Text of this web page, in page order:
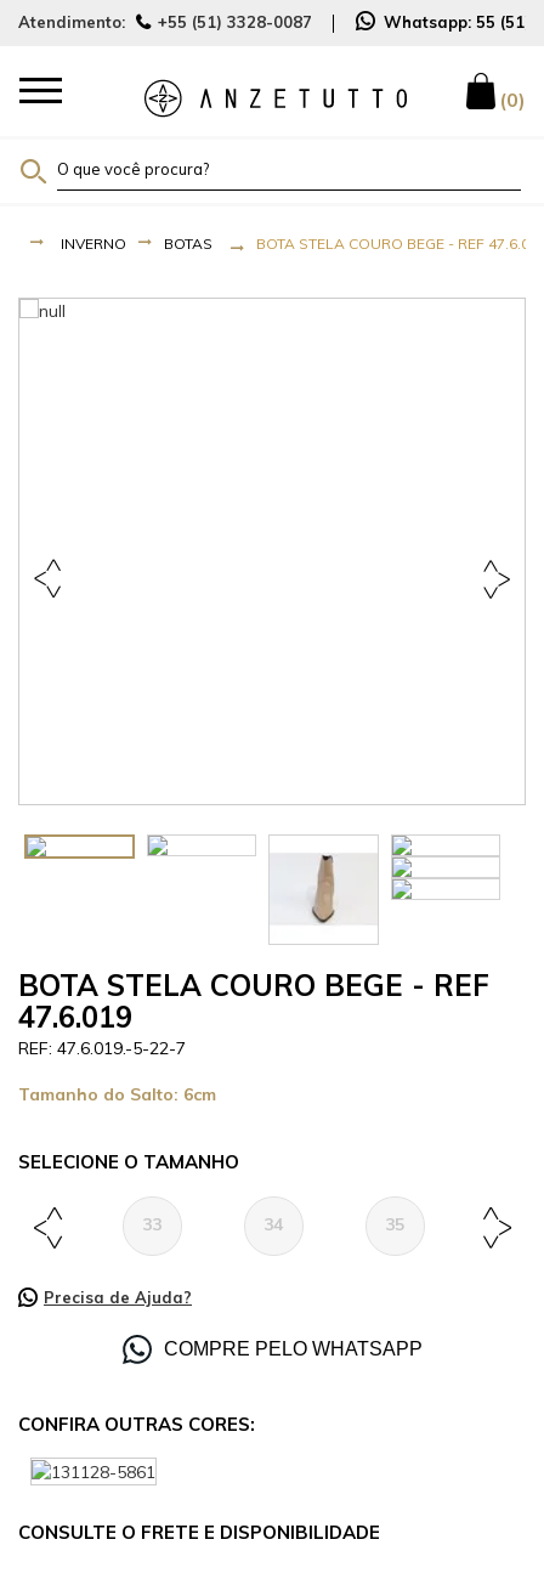
Atendimento: +55 (51) 3328-0087 Whatsapp: 55 (51)
0
INVERNO BOTAS BOTA STELA COURO BEGE - REF
BOTA STELA COURO BEGE - REF
47.6.019
47.6.019.-5-22-7
Tamanho do Salto: 6cm
TAMANHO
33 34 35 36
Precisa de Ajuda?
COMPRE PELO WHATSAPP
CONFIRA OUTRAS CORES:
CONSULTE O FRETE E DISPONIBILIDADE